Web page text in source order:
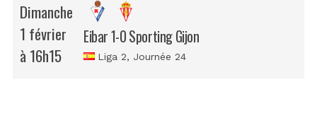
Dimanche
1 février
à 16h15
Eibar 1-0 Sporting Gijon
Liga 2, Journée 24